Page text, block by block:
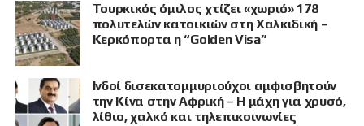
Τουρκικός όμιλος χτίζει «χωριό» 178
πολυτελών κατοικιών στη Χαλκιδική –
Κερκόπορτα η “Golden Visa”
Ινδοί δισεκατομμυριούχοι αμφισβητούν
την Κίνα στην Αφρική – Η μάχη για χρυσό,
λίθιο, χαλκό και τηλεπικοινωνίες